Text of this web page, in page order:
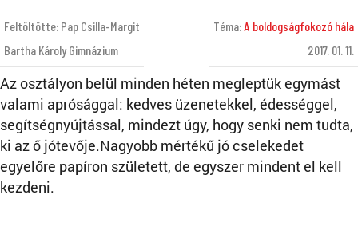
Feltöltötte: Pap Csilla-Margit
Bartha Károly Gimnázium
Téma: A boldogságfokozó hála
2017. 01. 11.
Az osztályon belül minden héten megleptük egymást
valami aprósággal: kedves üzenetekkel, édességgel,
segítségnyújtással, mindezt úgy, hogy senki nem tudta,
ki az ő jótevője.Nagyobb mértékű jó cselekedet
egyelőre papíron született, de egyszer mindent el kell
kezdeni.